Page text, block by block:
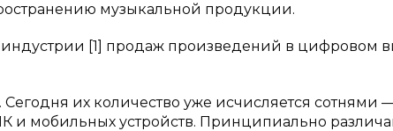
музыкальной продукции.
[1] продаж произведений в цифровом
их количество уже исчисляется сотнями —
и мобильных устройств. Принципиально